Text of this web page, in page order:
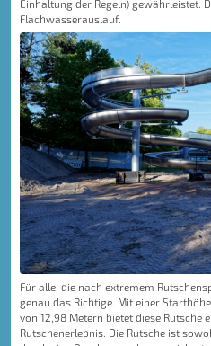
Einhaltung der Regeln) gewährleistet.
Flachwasserauslauf.
Für alle, die nach extremem
genau das Richtige. Mit einer
von 12,98 Metern bietet diese Rutsche
Rutschenerlebnis. Die Rutsche ist